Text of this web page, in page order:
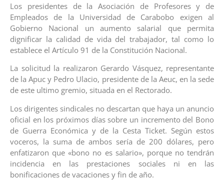
Los presidentes de la Asociación de Profesores y de
Empleados de la Universidad de Carabobo exigen al
Gobierno Nacional un aumento salarial que permita
dignificar la calidad de vida del trabajador, tal como lo
establece el Artículo 91 de la Constitución Nacional.
La solicitud la realizaron Gerardo Vásquez, representante
de la Apuc y Pedro Ulacio, presidente de la Aeuc, en la sede
de este ultimo gremio, situada en el Rectorado.
Los dirigentes sindicales no descartan que haya un anuncio
oficial en los próximos días sobre un incremento del Bono
de Guerra Económica y de la Cesta Ticket. Según estos
voceros, la suma de ambos sería de 200 dólares, pero
enfatizaron que «bono no es salario», porque no tendrán
incidencia en las prestaciones sociales ni en las
bonificaciones de vacaciones y fin de año.